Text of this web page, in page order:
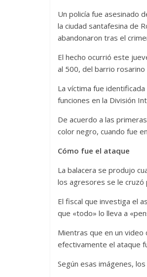
Un policía fue asesinado
la ciudad santafesina de
abandonaron tras el
El hecho ocurrió este
al 500, del barrio rosarino
La víctima fue
funciones en la División
De acuerdo a las
color negro, cuando fue
Cómo fue el ataque
La balacera se produjo
los agresores se le cruzó
El fiscal que investiga el
que «todo» lo lleva a
Mientras que en un
efectivamente el ataque
Según esas imágenes,